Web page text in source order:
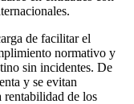
de facilitar el
normativo y
sin incidentes. De
y se evitan
rentabilidad de los